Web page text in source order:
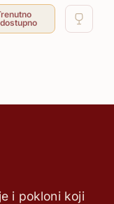
i pokloni koji